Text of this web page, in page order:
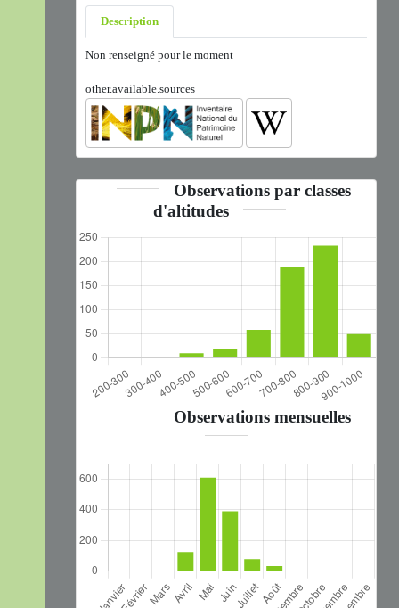
Description
Non renseigné pour le moment
other.available.sources
Observations par classes
d'altitudes
Observations mensuelles